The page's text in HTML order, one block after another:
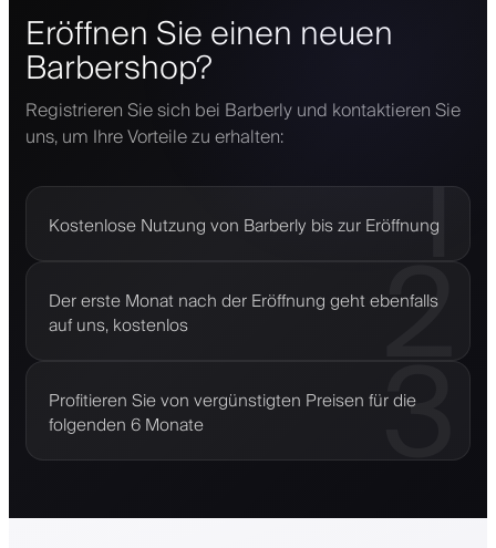
Eröffnen Sie einen neuen
Barbershop?
Registrieren Sie sich bei Barberly und kontaktieren Sie
uns, um Ihre Vorteile zu erhalten:
Kostenlose Nutzung von Barberly bis zur Eröffnung
1
Der erste Monat nach der Eröffnung geht ebenfalls
auf uns, kostenlos
2
Profitieren Sie von vergünstigten Preisen für die
folgenden 6 Monate
3